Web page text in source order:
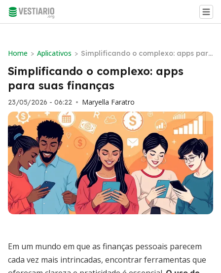
Home > Aplicativos > Simplificando o complexo: apps para
suas finanças
Simplificando o complexo: apps
para suas finanças
23/05/2026 - 06:22 • Maryella Faratro
Em um mundo em que as finanças pessoais parecem
cada vez mais intrincadas, encontrar ferramentas que